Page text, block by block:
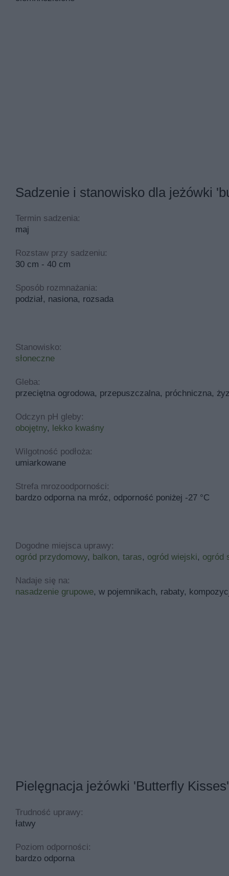
Sadzenie i stanowisko dla jeżówki
Termin sadzenia:
maj
Rozstaw przy sadzeniu:
30 cm - 40 cm
Sposób rozmnażania:
podział, nasiona, rozsada
Stanowisko:
słoneczne
Gleba:
przeciętna ogrodowa, przepuszczalna, próchniczna,
Odczyn pH gleby:
obojętny, lekko kwaśny
Wilgotność podłoża:
umiarkowane
Strefa mrozoodporności:
bardzo odporna na mróz, odporność poniżej -27 °C
Dogodne miejsca uprawy:
ogród przydomowy, balkon, taras, ogród wiejski, ogród
Nadaje się na:
nasadzenie grupowe, w pojemnikach, rabaty,
Pielęgnacja jeżówki 'Butterfly Kisses'
Trudność uprawy:
łatwy
Poziom odporności:
bardzo odporna